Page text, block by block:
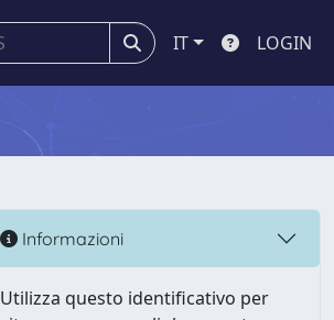
IT LOGIN
Informazioni
Utilizza questo identificativo per